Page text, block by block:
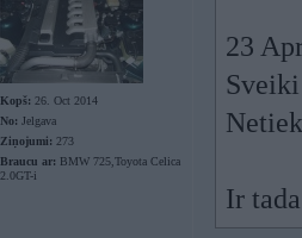
Kopš: 26. Oct 2014
No: Jelgava
Ziņojumi: 273
Braucu ar: BMW 725,Toyota Celica
2.0GT-i
23
Ir